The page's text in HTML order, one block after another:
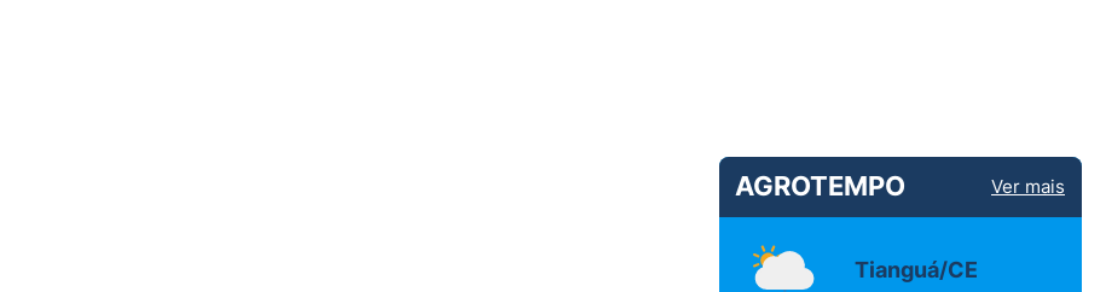
AGROTEMPO Ver mais
Tianguá/CE